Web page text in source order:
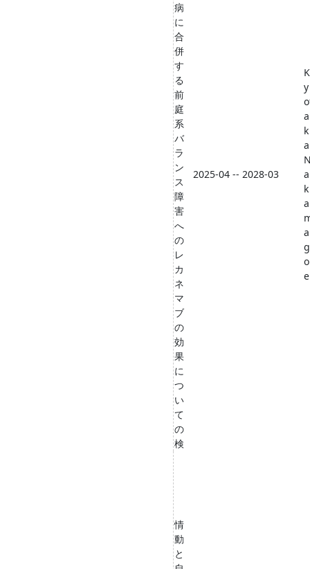
病
に
合
併
す
る
前
庭
系
バ
ラ
ン
ス
障
害
へ
の
レ
カ
ネ
マ
ブ
の
効
果
に
つ
い
て
の
検
2025-04 -- 2028-03
y
a
k
a
a
k
a
a
g
o
e
情
動
と